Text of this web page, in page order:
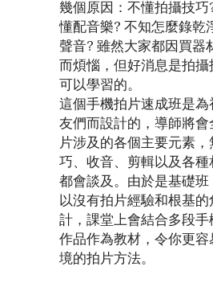
幾個原因：不懂拍攝技巧
懂配音樂? 不知怎麼錄乾
聲音? 雖然大家都因買器
而煩惱，但好消息是拍
可以學習的。
這個手機拍片速成班是
友們而設計的，導師將
片涉及的各個主要元素
巧、收音、剪輯以及各種
都會談及。由於是基礎
以沒有拍片經驗和根基
計，課堂上會結合多段
作品作為教材，令你更
境的拍片方法。